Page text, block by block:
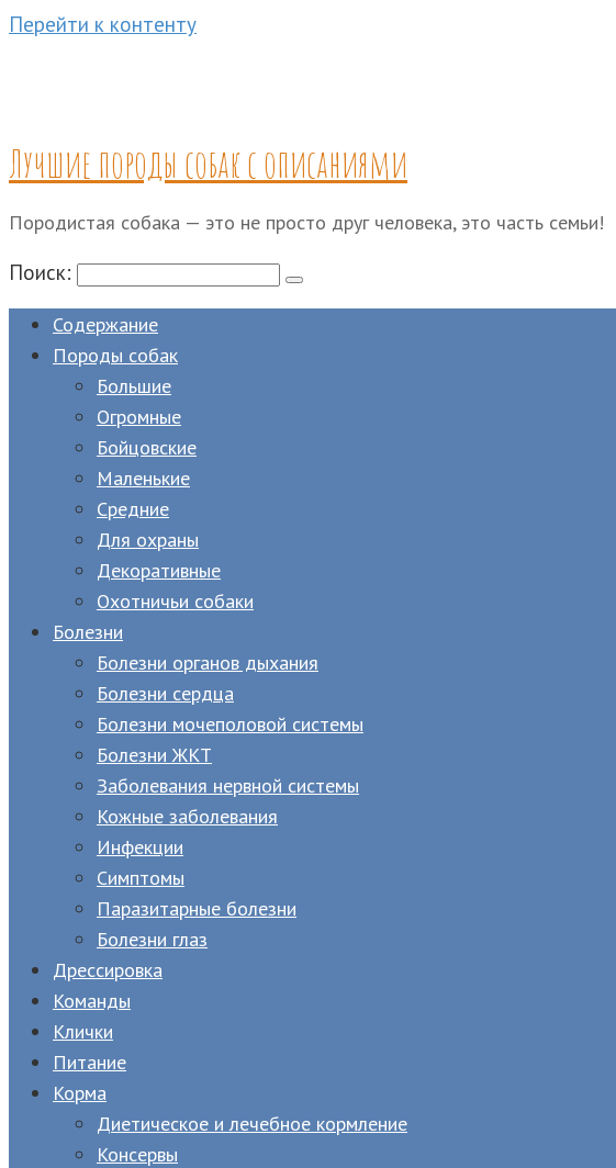
Перейти к контенту
Лучшие породы собак с описаниями
Породистая собака — это не просто друг человека, это часть семьи!
Поиск:
Содержание
Породы собак
Большие
Огромные
Бойцовские
Маленькие
Средние
Для охраны
Декоративные
Охотничьи собаки
Болезни
Болезни органов дыхания
Болезни сердца
Болезни мочеполовой системы
Болезни ЖКТ
Заболевания нервной системы
Кожные заболевания
Инфекции
Симптомы
Паразитарные болезни
Болезни глаз
Дрессировка
Команды
Клички
Питание
Корма
Диетическое и лечебное кормление
Консервы